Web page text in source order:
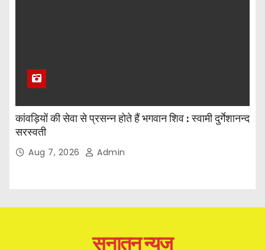
कांवड़ियों की सेवा से प्रसन्न होते हैं भगवान शिव : स्वामी दुर्गेशानन्द
सरस्वती
Aug 7, 2026 Admin
सनातन न्यूज